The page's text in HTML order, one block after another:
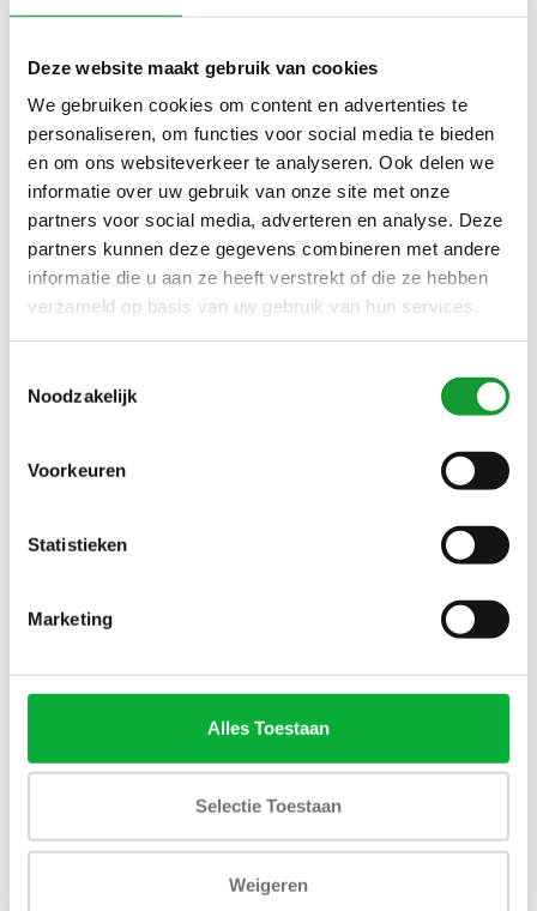
Deze website maakt gebruik van cookies
We gebruiken cookies om content en advertenties te
personaliseren, om functies voor social media te bieden
en om ons websiteverkeer te analyseren. Ook delen we
informatie over uw gebruik van onze site met onze
partners voor social media, adverteren en analyse. Deze
partners kunnen deze gegevens combineren met andere
informatie die u aan ze heeft verstrekt of die ze hebben
verzameld op basis van uw gebruik van hun services.
Noodzakelijk
Voorkeuren
Statistieken
Marketing
Alles Toestaan
Selectie Toestaan
Weigeren
BLAUW CLASSIC BLUE
ECRU BEIGE LIGHT CREAM
SALE-21%
NEW ZEALAND AUCKLAND
26AN820 1151 JACKET
BEIGE BRUIN DUNE
SALE-21%
NEW ZEALAND AUCKLAND
26AN820 2653 LAKE NAVY
BODYWARMER
Bekijk alle5maten
SWEAT VEST
DONKERBLAUW MELANGE
SALE-34%
Bekijk alle5maten
SWEAT VEST BLAUW
MELANGE MET RITS EN